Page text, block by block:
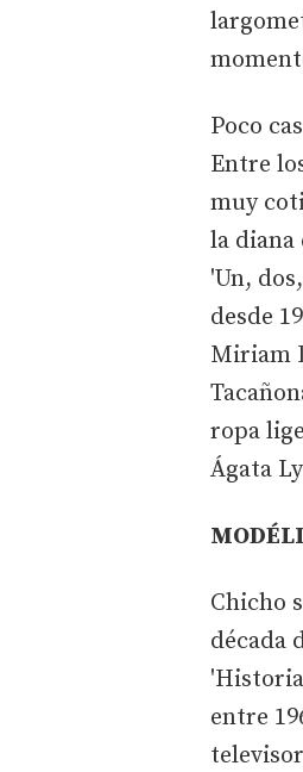
Poco
Entre
muy
la diana
'Un,
desde
Miriam
ropa
Ágata
Chicho
década
entre